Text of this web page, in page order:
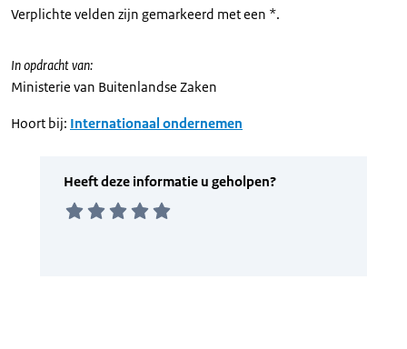
Verplichte velden zijn gemarkeerd met een *.
In opdracht van:
Ministerie van Buitenlandse Zaken
Hoort bij: Internationaal ondernemen